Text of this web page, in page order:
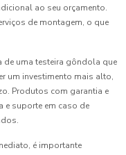
ao seu orçamento.
de montagem, o que
de uma testeira gôndola que
um investimento mais alto,
Produtos com garantia e
e suporte em caso de
é importante